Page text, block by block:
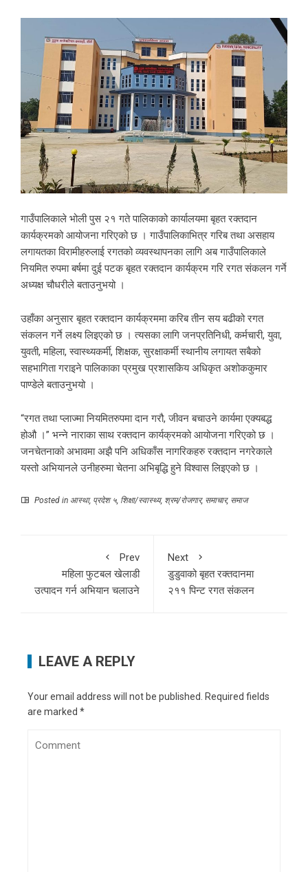
गाउँपालिकाले भोली पुस २१ गते पालिकाको कार्यालयमा बृहत रक्तदान
कार्यक्रमको आयोजना गरिएको छ । गाउँपालिकाभित्र गरिब तथा असहाय
लगायतका विरामीहरुलाई रगतको व्यवस्थापनका लागि अब गाउँपालिकाले
नियमित रुपमा बर्षमा दुई पटक बृहत रक्तदान कार्यक्रम गरि रगत संकलन गर्ने
अध्यक्ष चौधरीले बताउनुभयो ।
उहाँका अनुसार बृहत रक्तदान कार्यक्रममा करिब तीन सय बढीको रगत
संकलन गर्ने लक्ष्य लिइएको छ । त्यसका लागि जनप्रतिनिधी, कर्मचारी, युवा,
युवती, महिला, स्वास्थ्यकर्मी, शिक्षक, सुरक्षाकर्मी स्थानीय लगायत सबैको
सहभागिता गराइने पालिकाका प्रमुख प्रशासकिय अधिकृत अशोककुमार
पाण्डेले बताउनुभयो ।
“रगत तथा प्लाज्मा नियमितरुपमा दान गरौ, जीवन बचाउने कार्यमा एक्यबद्ध
होऔ ।” भन्ने नाराका साथ रक्तदान कार्यक्रमको आयोजना गरिएको छ ।
जनचेतनाको अभावमा अझै पनि अधिकाँस नागरिकहरु रक्तदान नगरेकाले
यस्तो अभियानले उनीहरुमा चेतना अभिबृद्धि हुने विश्वास लिइएको छ ।
Posted in आस्था, प्रदेश ५ शिक्षा/स्वास्थ्य, श्रम/रोजगार, समाचार, समाज
Prev
महिला फुटबल खेलाडी
उत्पादन गर्न अभियान चलाउने
Next
डुडुवाको बृहत रक्तदानमा
२११ पिन्ट रगत संकलन
LEAVE A REPLY
Your email address will not be published. Required fields
are marked *